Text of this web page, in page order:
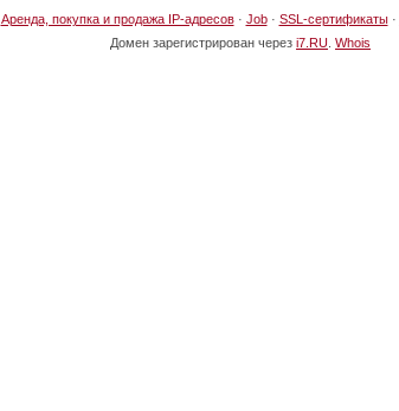
Аренда, покупка и продажа IP-адресов· Job· SSL-сертификаты·
Домен зарегистрирован через i7.RU Whois